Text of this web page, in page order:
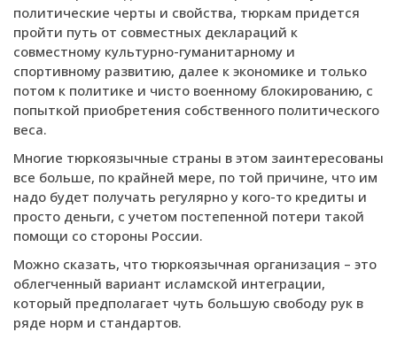
политические черты и свойства, тюркам придется
пройти путь от совместных деклараций к
совместному культурно-гуманитарному и
спортивному развитию, далее к экономике и только
потом к политике и чисто военному блокированию, с
попыткой приобретения собственного политического
веса.
Многие тюркоязычные страны в этом заинтересованы
все больше, по крайней мере, по той причине, что им
надо будет получать регулярно у кого-то кредиты и
просто деньги, с учетом постепенной потери такой
помощи со стороны России.
Можно сказать, что тюркоязычная организация – это
облегченный вариант исламской интеграции,
который предполагает чуть большую свободу рук в
ряде норм и стандартов.